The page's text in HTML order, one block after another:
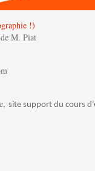
!)
M. Piat
site support du cours